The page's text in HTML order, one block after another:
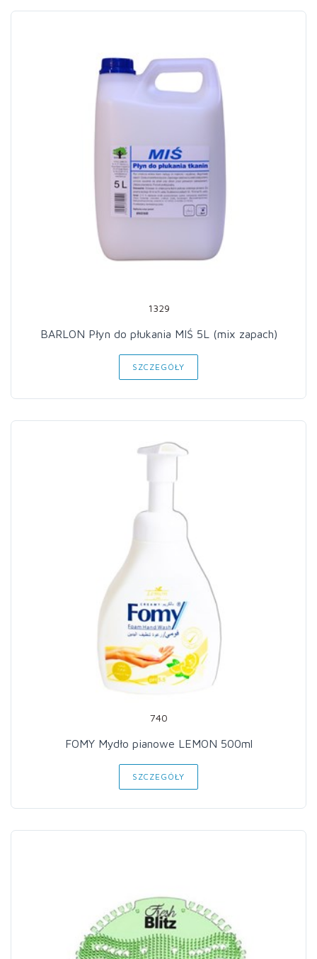
1329
BARLON Płyn do płukania MIŚ 5L (mix zapach)
SZCZEGÓŁY
740
FOMY Mydło pianowe LEMON 500ml
SZCZEGÓŁY